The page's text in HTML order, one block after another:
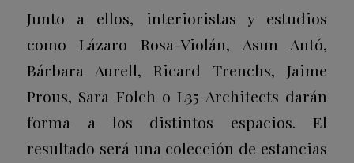
Junto a ellos, interioristas y estudios
como Lázaro Rosa-Violán, Asun Antó,
Bárbara Aurell, Ricard Trenchs, Jaime
Prous, Sara Folch o L35 Architects darán
forma a los distintos espacios. El
resultado será una colección de estancias